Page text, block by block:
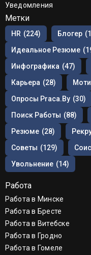
Уведомления
Метки
HR (224) Блогер
Идеальное Резюме
Инфографика (47)
Карьера (28)
Опросы Praca.by (30)
Поиск Работы (88)
Резюме (28)
Советы (129)
Увольнение (14)
Работа
Работа в Минске
Работа в Бресте
Работа в Витебске
Работа в Гродно
Работа в Гомеле